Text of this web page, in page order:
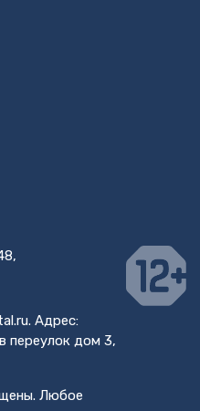
Адрес:
переулок дом 3,
Любое